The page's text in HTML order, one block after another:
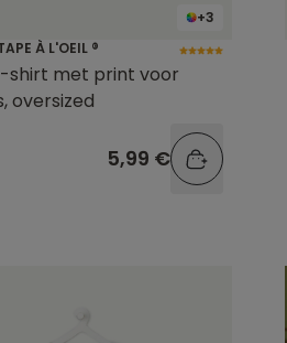
+3
À L'OEIL ®
shirt met print voor
oversized
5,99 €